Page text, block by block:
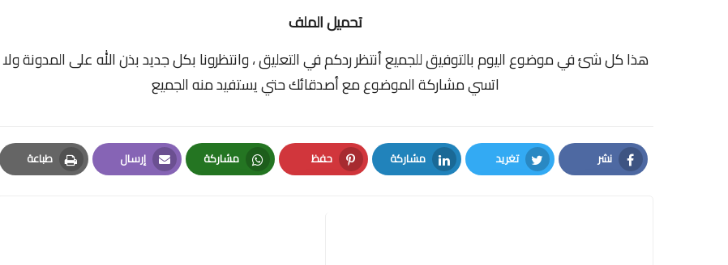
تحميل الملف
هذا كل شئ في موضوع اليوم بالتوفيق للجميع أنتظر ردكم في التعليق ، وانتظرونا بكل جديد بذن الله على المدونة ولا
اتسي مشاركة الموضوع مع أصدقائك حتي يستفيد منه الجميع
نشر
Facebook
تغريد
Twitter
مشاركة
LinkedIn
حفظ
Pinterest
مشاركة
Whatsapp
إرسال
Email
طباعة
Print